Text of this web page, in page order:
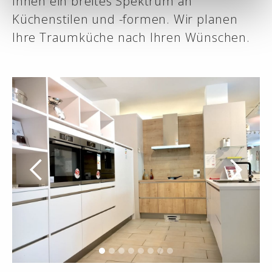
Küchenstilen und -formen. Wir planen
Ihre Traumküche nach Ihren Wünschen.